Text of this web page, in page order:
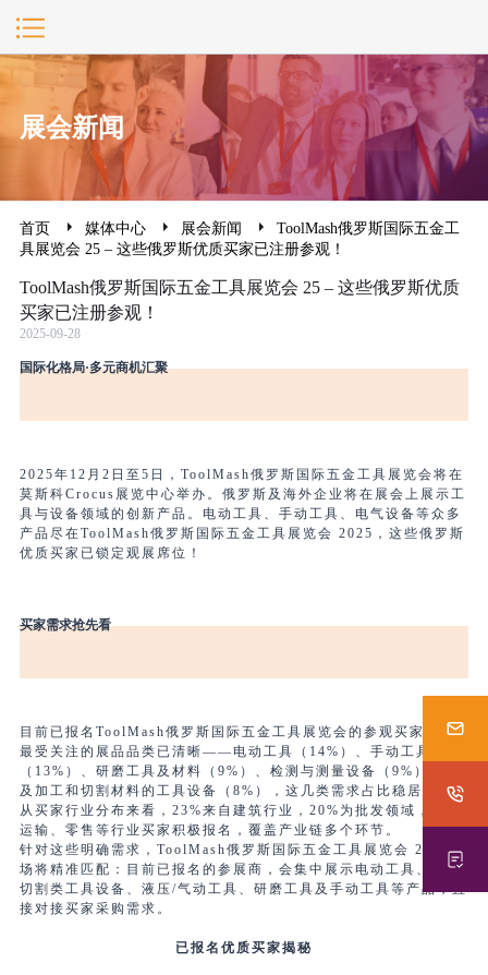
展会新闻
首页 媒体中心 展会新闻
ToolMash俄罗斯国际五金工
具展览会 25 – 这些俄罗斯优质买家已注册参观！
ToolMash俄罗斯国际五金工具展览会 25 – 这些俄罗斯优质
买家已注册参观！
2025-09-28
国际化格局·多元商机汇聚
2025年12月2日至5日，ToolMash俄罗斯国际五金工具展览会将在
莫斯科Crocus展览中心举办。俄罗斯及海外企业将在展会上展示工
具与设备领域的创新产品。电动工具、手动工具、电气设备等众多
产品尽在ToolMash俄罗斯国际五金工具展览会 2025，这些俄罗斯
优质买家已锁定观展席位！
买家需求抢先看
目前已报名ToolMash俄罗斯国际五金工具展览会的参观买家中，
最受关注的展品品类已清晰——电动工具（14%）、手动工具
（13%）、研磨工具及材料（9%）、检测与测量设备（9%），以
及加工和切割材料的工具设备（8%），这几类需求占比稳居前列。
从买家行业分布来看，23%来自建筑行业，20%为批发领域，另有
运输、零售等行业买家积极报名，覆盖产业链多个环节。
针对这些明确需求，ToolMash俄罗斯国际五金工具展览会 2025现
场将精准匹配：目前已报名的参展商，会集中展示电动工具、加工
切割类工具设备、液压/气动工具、研磨工具及手动工具等产品，直
接对接买家采购需求。
已报名优质买家揭秘